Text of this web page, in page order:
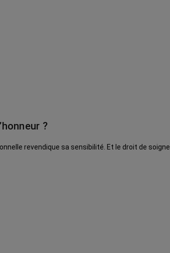
?
revendique sa sensibilité. Et le droit de